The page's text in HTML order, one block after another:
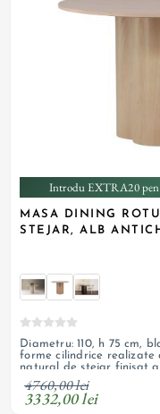
Introdu EXTRA20
MASA DINING
STEJAR, ALB
Diametru: 110, h 75 cm,
forme cilindrice realizate
natural de stejar finisat
4760,00 lei
3332,00 lei